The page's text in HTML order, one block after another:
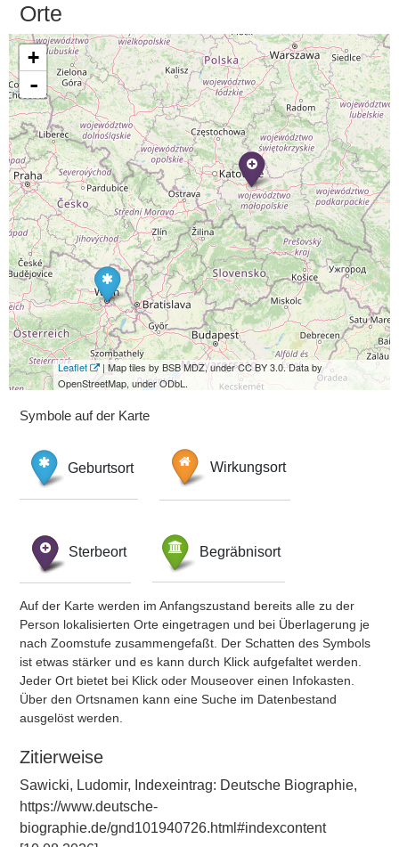
Orte
+
-
Leaflet
| Map tiles by BSB MDZ, under CC BY 3.0. Data by
OpenStreetMap, under ODbL.
Symbole auf der Karte
Geburtsort Wirkungsort
Sterbeort Begräbnisort
Auf der Karte werden im Anfangszustand bereits alle zu der
Person lokalisierten Orte eingetragen und bei Überlagerung je
nach Zoomstufe zusammengefaßt. Der Schatten des Symbols
ist etwas stärker und es kann durch Klick aufgefaltet werden.
Jeder Ort bietet bei Klick oder Mouseover einen Infokasten.
Über den Ortsnamen kann eine Suche im Datenbestand
ausgelöst werden.
Zitierweise
Sawicki, Ludomir, Indexeintrag: Deutsche Biographie,
https://www.deutsche-
biographie.de/gnd101940726.html#indexcontent